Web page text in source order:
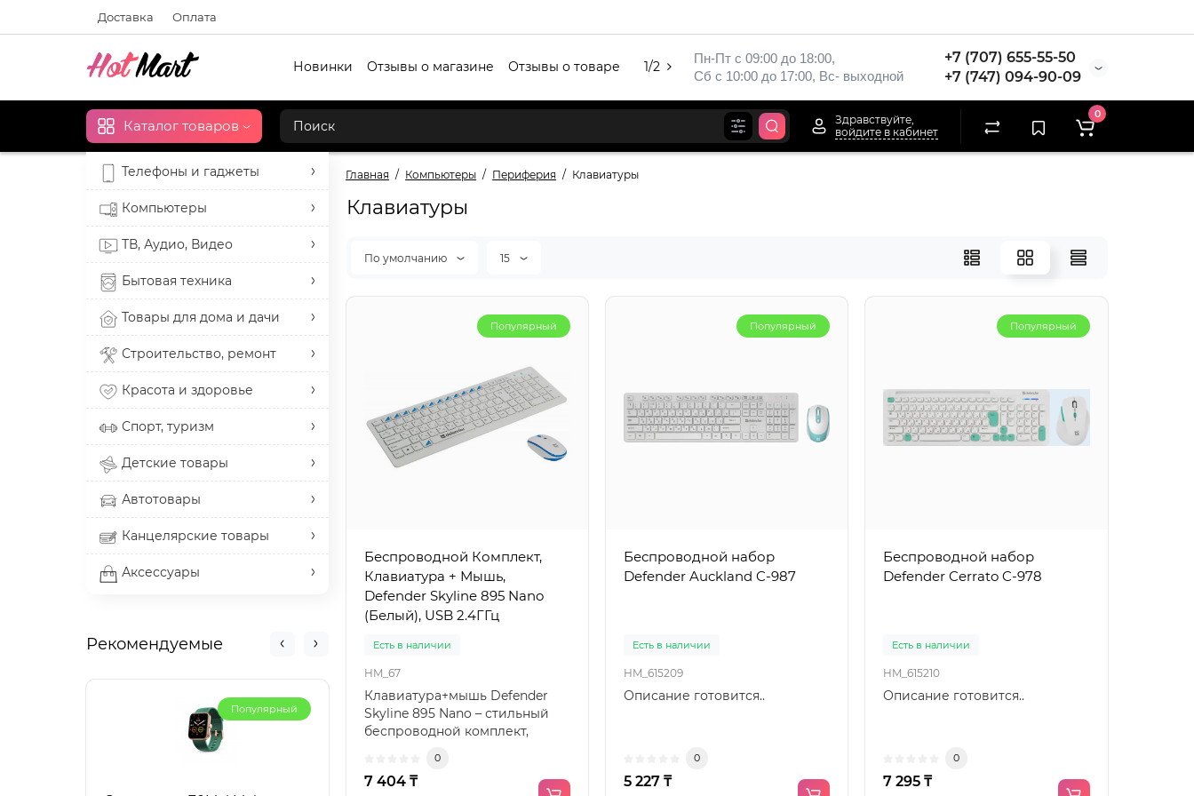
Доставка Оплата
Пн-Пт с 09:00 до 18:00,
Сб с 10:00 до 17:00, Вс- выходной
+7 (707) 655-55-50
+7 (747) 094-90-09
1/2
Новинки Отзывы о магазине Отзывы о товаре
Каталог товаров
Телефоны и гаджеты
Компьютеры
ТВ, Аудио, Видео
Бытовая техника
Товары для дома и дачи
Строительство, ремонт
Красота и здоровье
Спорт, туризм
Детские товары
Автотовары
Канцелярские товары
Аксессуары
Здравствуйте,
войдите в кабинет
0
Главная Компьютеры Периферия Клавиатуры
Рекомендуемые
Популярный Популярный
Клавиатуры
По умолчанию 15
Популярный
Беспроводной Комплект,
Клавиатура + Мышь,
Defender Skyline 895 Nano
(Белый), USB 2.4ГГц
Есть в наличии
HM_67
Клавиатура+мышь Defender
Skyline 895 Nano – стильный
беспроводной комплект,
0
7 404 ₸
Популярный
Беспроводной набор
Defender Auckland C-987
Есть в наличии
HM_615209
Описание готовится..
0
5 227 ₸
Популярный
Беспроводной набор
Defender Cerrato C-978
Есть в наличии
HM_615210
Описание готовится..
0
7 295 ₸